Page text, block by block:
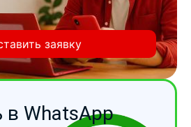
заявку
в WhatsApp